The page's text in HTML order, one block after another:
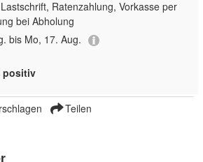
Ratenzahlung, Vorkasse per
bei Abholung
bis Mo, 17. Aug.
positiv
Teilen